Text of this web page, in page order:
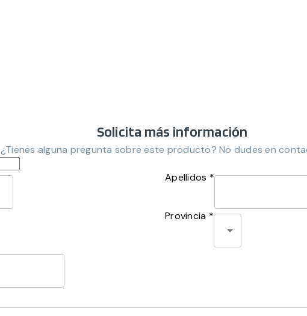
Solicita más información
¿Tienes alguna pregunta sobre este producto? No dudes en
Apellidos *
Provincia *